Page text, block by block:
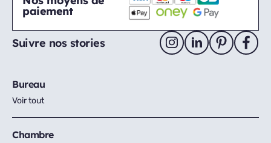
paiement
Suivre nos stories
Bureau
Voir tout
Chambre